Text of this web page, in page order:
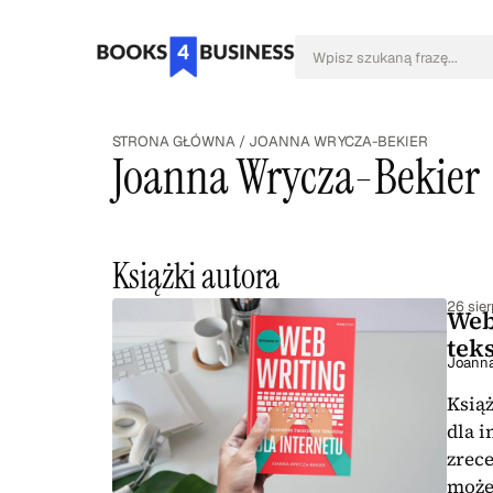
STRONA GŁÓWNA / JOANNA WRYCZA-BEKIER
Joanna Wrycza-Bekier
Książki autora
26
dla